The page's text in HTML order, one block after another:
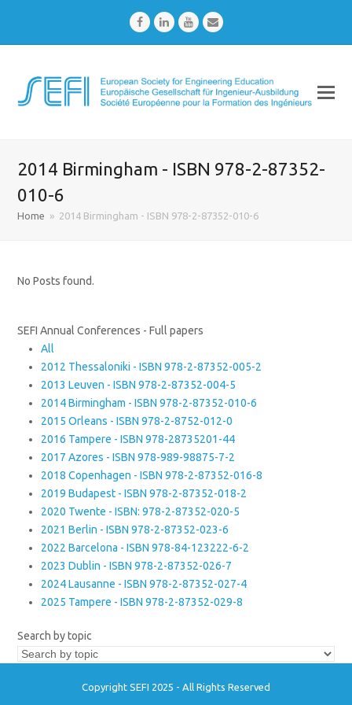
FacebookLinkedInYoutubeEmail
2014 Birmingham - ISBN 978-2-87352-
010-6
Home » 2014 Birmingham - ISBN 978-2-87352-010-6
No Posts found.
SEFI Annual Conferences - Full papers
All
2012 Thessaloniki - ISBN 978-2-87352-005-2
2013 Leuven - ISBN 978-2-87352-004-5
2014 Birmingham - ISBN 978-2-87352-010-6
2015 Orleans - ISBN 978-2-8752-012-0
2016 Tampere - ISBN 978-28735201-44
2017 Azores - ISBN 978-989-98875-7-2
2018 Copenhagen - ISBN 978-2-87352-016-8
2019 Budapest - ISBN 978-2-87352-018-2
2020 Twente - ISBN: 978-2-87352-020-5
2021 Berlin - ISBN 978-2-87352-023-6
2022 Barcelona - ISBN 978-84-123222-6-2
2023 Dublin - ISBN 978-2-87352-026-7
2024 Lausanne - ISBN 978-2-87352-027-4
2025 Tampere - ISBN 978-2-87352-029-8
Search by topic
Copyright SEFI 2025 - All Rights Reserved